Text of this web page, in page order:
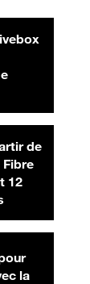
de
Fibre
mois
12
42,99 € par
la